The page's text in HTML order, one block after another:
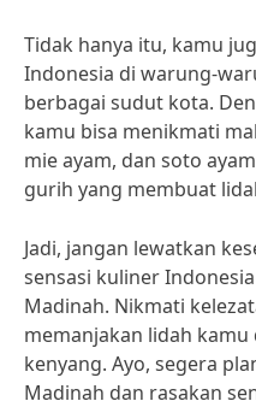
Tidak hanya itu, kamu
Indonesia di warung-
berbagai sudut kota.
kamu bisa menikmati
mie ayam, dan soto
gurih yang membuat
Jadi, jangan lewatkan
sensasi kuliner
Madinah. Nikmati
memanjakan lidah
kenyang. Ayo, segera
Madinah dan rasakan